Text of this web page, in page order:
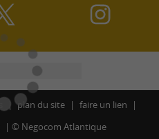
plan du site
faire un lien
© Negocom Atlantique